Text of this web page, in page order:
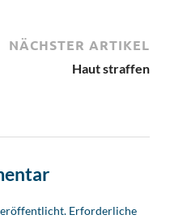
NÄCHSTER ARTIKEL
Haut straffen
Erforderliche